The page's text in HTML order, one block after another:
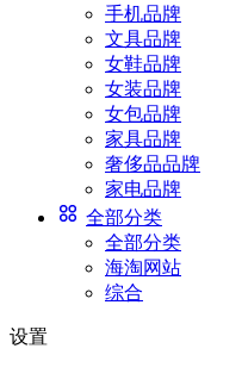
手机品牌
文具品牌
女鞋品牌
女装品牌
女包品牌
家具品牌
奢侈品品牌
家电品牌
全部分类
全部分类
海淘网站
综合
设置